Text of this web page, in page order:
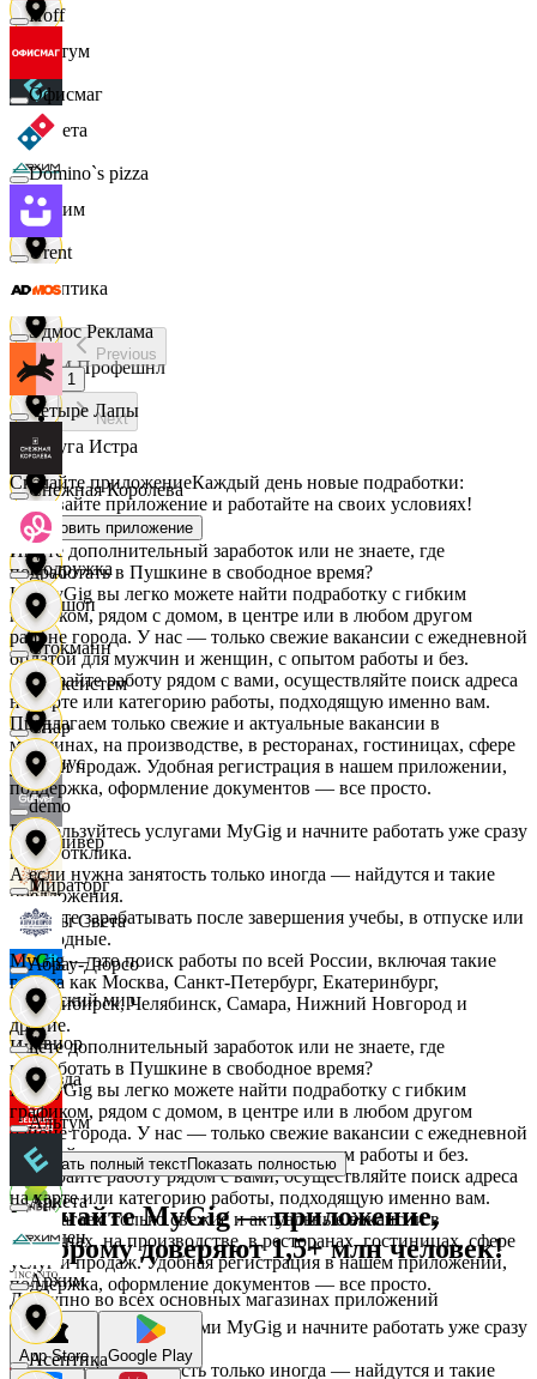
Альтум
Аркета
Архим
Асептика
АСМ Профешнл
Белуга Истра
Вайнер
Ваншоп
Ворксистем
Гелиус
Гулливер
Дары Света
Детский мир
Звезда
Зельгрос
Зенден
Инканто
Hoff
Офисмаг
Domino`s pizza
Urent
Эдмос Реклама
Четыре Лапы
Снежная Королева
Подружка
Стокманн
Cпар
demo
Мираторг
Абрау-Дюрсо
Авиор
Альтум
Аркета
Архим
Асептика
Previous
1
Next
Скачайте приложениеКаждый день новые подработки:
скачивайте приложение и работайте на своих условиях!
Установить приложение
Ищете дополнительный заработок или не знаете, где
подработать в Пушкине в свободное время?
На MyGig вы легко можете найти подработку с гибким
графиком, рядом с домом, в центре или в любом другом
районе города. У нас — только свежие вакансии с ежедневной
оплатой для мужчин и женщин, с опытом работы и без.
Выбирайте работу рядом с вами, осуществляйте поиск адреса
на карте или категорию работы, подходящую именно вам.
Предлагаем только свежие и актуальные вакансии в
магазинах, на производстве, в ресторанах, гостиницах, сфере
услуг и продаж. Удобная регистрация в нашем приложении,
поддержка, оформление документов — все просто.
Воспользуйтесь услугами MyGig и начните работать уже сразу
после отклика.
А если нужна занятость только иногда — найдутся и такие
предложения.
Начните зарабатывать после завершения учебы, в отпуске или
в выходные.
MyGig — это поиск работы по всей России, включая такие
города как Москва, Санкт-Петербург, Екатеринбург,
Новосибирск, Челябинск, Самара, Нижний Новгород и
другие.
Ищете дополнительный заработок или не знаете, где
подработать в Пушкине в свободное время?
На MyGig вы легко можете найти подработку с гибким
графиком, рядом с домом, в центре или в любом другом
районе города. У нас — только свежие вакансии с ежедневной
оплатой для мужчин и женщин, с опытом работы и без.
Выбирайте работу рядом с вами, осуществляйте поиск адреса
на карте или категорию работы, подходящую именно вам.
Предлагаем только свежие и актуальные вакансии в
магазинах, на производстве, в ресторанах, гостиницах, сфере
услуг и продаж. Удобная регистрация в нашем приложении,
поддержка, оформление документов — все просто.
Воспользуйтесь услугами MyGig и начните работать уже сразу
после отклика.
А если нужна занятость только иногда — найдутся и такие
Показать полный текстПоказать полностью
Скачайте MyGig — приложение,
которому доверяют 1,5+ млн человек!
Доступно во всех основных магазинах приложений
App Store Google Play